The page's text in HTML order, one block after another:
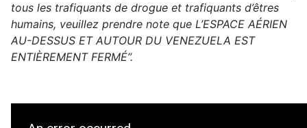
tous les trafiquants de drogue et trafiquants d’êtres
humains, veuillez prendre note que L’ESPACE AÉRIEN
AU-DESSUS ET AUTOUR DU VENEZUELA EST
ENTIÈREMENT FERMÉ”.